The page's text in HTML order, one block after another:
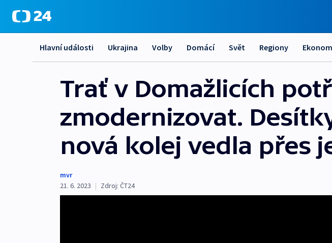
Hlavní události Ukrajina Volby Domácí Svět Regiony
Trať v Domažlicích
zmodernizovat.
nová kolej vedla přes
mvr
21. 6. 2023 | Zdroj: ČT24